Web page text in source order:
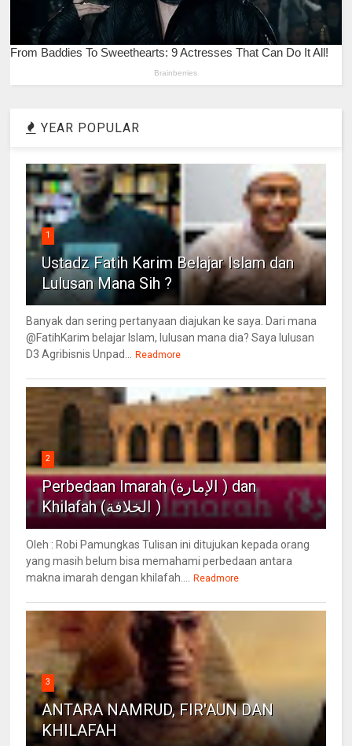
YEAR POPULAR
1
Ustadz Fatih Karim Belajar Islam dan
Lulusan Mana Sih ?
Banyak dan sering pertanyaan diajukan ke saya. Dari mana
@FatihKarim belajar Islam, lulusan mana dia? Saya lulusan
D3 Agribisnis Unpad... Readmore
2
Perbedaan Imarah (الإمارة ) dan
Khilafah (الخلافة )
Oleh : Robi Pamungkas Tulisan ini ditujukan kepada orang
yang masih belum bisa memahami perbedaan antara
makna imarah dengan khilafah.... Readmore
3
ANTARA NAMRUD, FIR'AUN DAN
KHILAFAH